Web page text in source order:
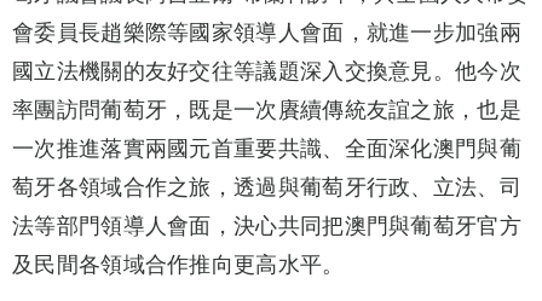
會委員長趙樂際等國家領導人會面，就進一步加強兩
國立法機關的友好交往等議題深入交換意見。他今次
率團訪問葡萄牙，既是一次賡續傳統友誼之旅，也是
一次推進落實兩國元首重要共識、全面深化澳門與葡
萄牙各領域合作之旅，透過與葡萄牙行政、立法、司
法等部門領導人會面，決心共同把澳門與葡萄牙官方
及民間各領域合作推向更高水平。